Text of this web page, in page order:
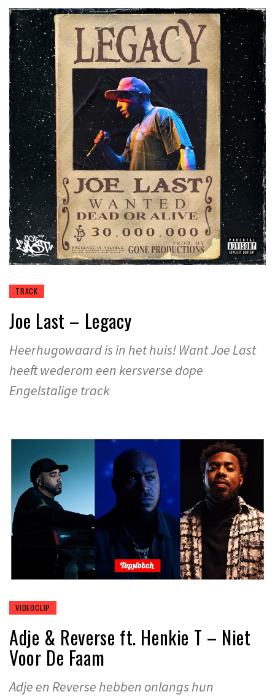
TRACK
Joe Last – Legacy
Heerhugowaard is in het huis! Want Joe Last
heeft wederom een kersverse dope
Engelstalige track
VIDEOCLIP
Adje & Reverse ft. Henkie T – Niet
Voor De Faam
Adje en Reverse hebben onlangs hun